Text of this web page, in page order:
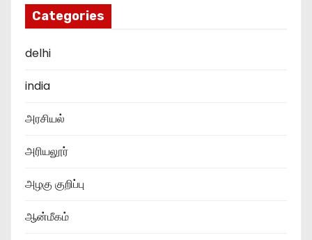
Categories
delhi
india
அரசியல்
அரியலூர்
அழகு குறிப்பு
ஆன்மீகம்